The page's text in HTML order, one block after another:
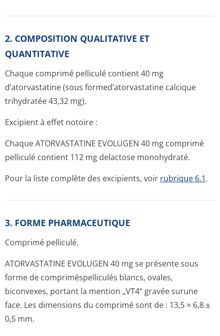
2. COMPOSITION QUALITATIVE ET
QUANTITATIVE
Chaque comprimé pelliculé contient 40 mg
d’atorvastatine (sous formed’atorvas­tatine calcique
trihydratée 43,32 mg).
Excipient à effet notoire :
Chaque ATORVASTATINE EVOLUGEN 40 mg comprimé
pelliculé contient 112 mg delactose monohydraté.
Pour la liste complète des excipients, voir rubrique 6.1.
3. FORME PHARMACEUTIQUE
Comprimé pelliculé.
ATORVASTATINE EVOLUGEN 40 mg se présente sous
forme de compriméspelliculés blancs, ovales,
biconvexes, portant la mention „VT4“ gravée surune
face. Les dimensions du comprimé sont de : 13,5 × 6,8 ±
0,5 mm.